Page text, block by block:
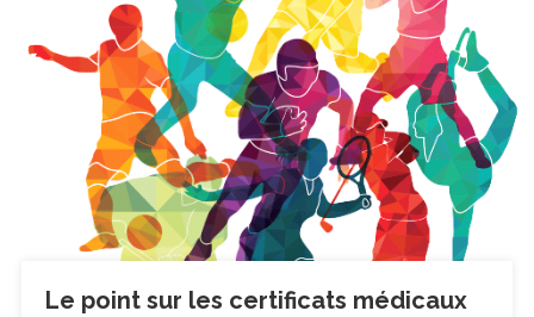
Sites Associatifs : Attention Au Directeur De Publication !
Le Point Sur Les Certificats Médicaux
Le point sur les certificats médicaux